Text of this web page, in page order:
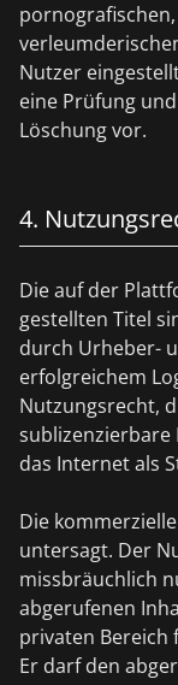
Nutzer
eine Prüfung
Löschung vor.
4.
Die auf der
gestellten Titel
durch Urheber-
erfolgreichem
Nutzungsrecht,
sublizenzierbare
das Internet als
Die
untersagt. Der
missbräuchlich
abgerufenen
privaten Bereich
Er darf den